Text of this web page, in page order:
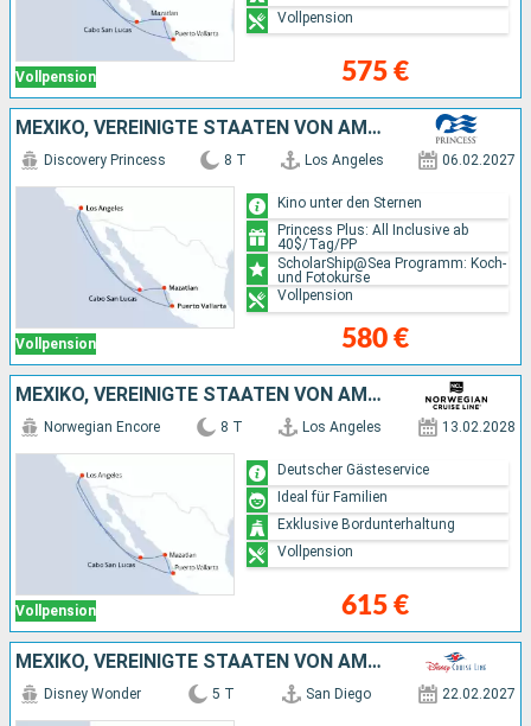
Vollpension 575 €
Vollpension
MEXIKO, VEREINIGTE STAATEN VON AMERIKA
Vollpension
Discovery Princess 8 T Los Angeles 06.02.2027
580 €
Kino unter den Sternen
Princess Plus: All Inclusive ab
40$/Tag/PP
ScholarShip@Sea Programm: Koch-
und Fotokurse
Vollpension
MEXIKO, VEREINIGTE STAATEN VON AMERIKA
Vollpension
Norwegian Encore 8 T Los Angeles 13.02.2028
615 €
Deutscher Gästeservice
Ideal für Familien
Exklusive Bordunterhaltung
Vollpension
MEXIKO, VEREINIGTE STAATEN VON AMERIKA
Disney Wonder 5 T San Diego 22.02.2027